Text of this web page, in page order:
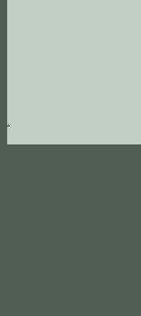
.